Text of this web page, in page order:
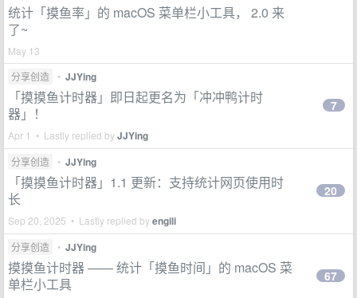
统计「摸鱼率」的 macOS 菜单栏小工具， 2.0 来
了~
May 13
分享创造
• JJYing
「摸摸鱼计时器」即日起更名为「冲冲鸭计时
器」！
Apr 1 • Lastly replied byJJYing
7
分享创造 • JJYing
「摸摸鱼计时器」1.1 更新：支持统计网页使用时
长
Sep 20, 2025 • Lastly replied byengili
20
分享创造 • JJYing
摸摸鱼计时器 —— 统计「摸鱼时间」的 macOS 菜
单栏小工具
67